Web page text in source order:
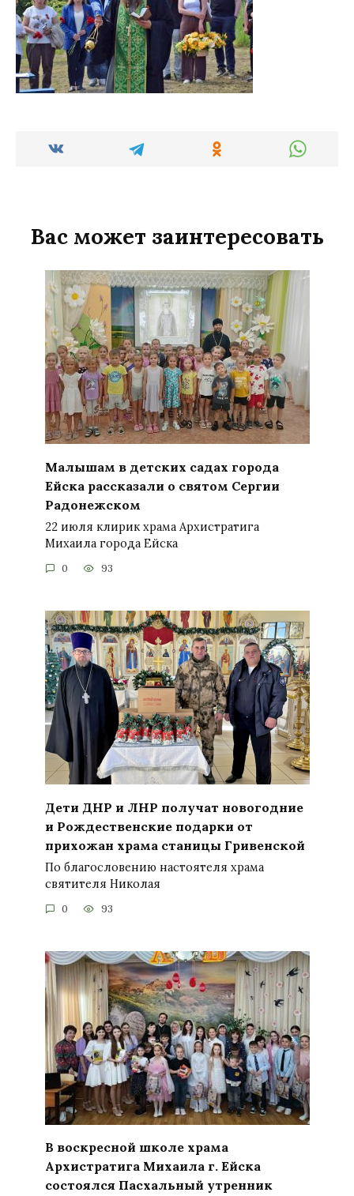
Вас может заинтересовать
Малышам в детских садах города
Ейска рассказали о святом Сергии
Радонежском
22 июля клирик храма Архистратига
Михаила города Ейска
0 93
Дети ДНР и ЛНР получат новогодние
и Рождественские подарки от
прихожан храма станицы Гривенской
По благословению настоятеля храма
святителя Николая
0 93
В воскресной школе храма
Архистратига Михаила г. Ейска
состоялся Пасхальный утренник